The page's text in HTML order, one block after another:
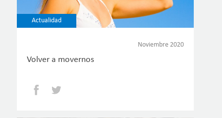
Actualidad
Noviembre 2020
Volver a movernos
Facebook